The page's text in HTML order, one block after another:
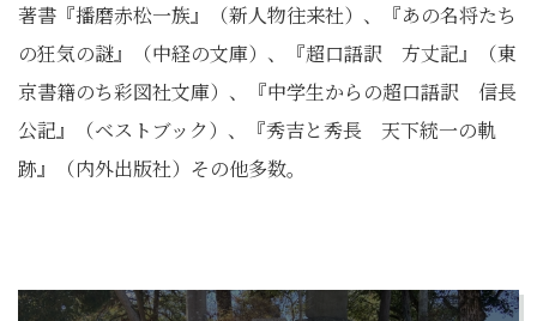
著書『播磨赤松一族』（新人物往来社）、『あの名将たち
の狂気の謎』（中経の文庫）、『超口語訳 方丈記』（東
京書籍のち彩図社文庫）、『中学生からの超口語訳 信長
公記』（ベストブック）、『秀吉と秀長 天下統一の軌
跡』（内外出版社）その他多数。